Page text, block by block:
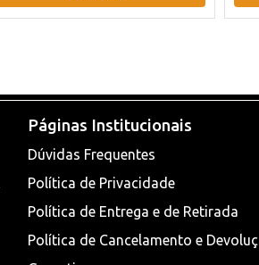
Páginas Institucionais
Dúvidas Frequentes
Política de Privacidade
Política de Entrega e de Retirada
Política de Cancelamento e